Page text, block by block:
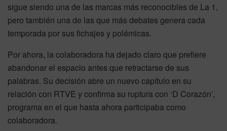
sigue siendo una de las marcas más reconocibles de La 1,
pero también una de las que más debates genera cada
temporada por sus fichajes y polémicas.
Por ahora, la colaboradora ha dejado claro que prefiere
abandonar el espacio antes que retractarse de sus
palabras. Su decisión abre un nuevo capítulo en su
relación con RTVE y confirma su ruptura con ‘D Corazón’,
programa en el que hasta ahora participaba como
colaboradora.